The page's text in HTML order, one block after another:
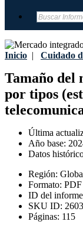
Inicio | Cuidado
Tamaño del
por tipos
Última
Año base:
Datos
Región:
Formato: PDF
ID del
SKU ID:
Páginas: 115